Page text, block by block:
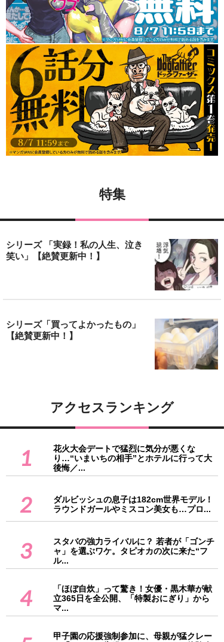
特集
シリーズ 「実録！私の人生、泣き
笑い」【絶賛更新中！】
シリーズ「買ってよかったもの」
【絶賛更新中！】
アクセスランキング
1
花火大会デートで猛烈に気分が悪くな
り…“いまいちの相手”とホテルに行って大
後悔／...
2
ダルビッシュの息子は182cm世界モデル！
ラウンドガールやミスコン美女も…プロ...
3
スタバの強力ライバルに？ 若者が「ゴンチ
ャ」を選ぶワケ。タピオカの次に来た“フ
ル...
4
「ほぼ自炊」って驚き！女優・黒木華が献
立365日を全公開、「特製おにぎり」から
マ...
甲子園の応援強制参加に、母親が猛クレー